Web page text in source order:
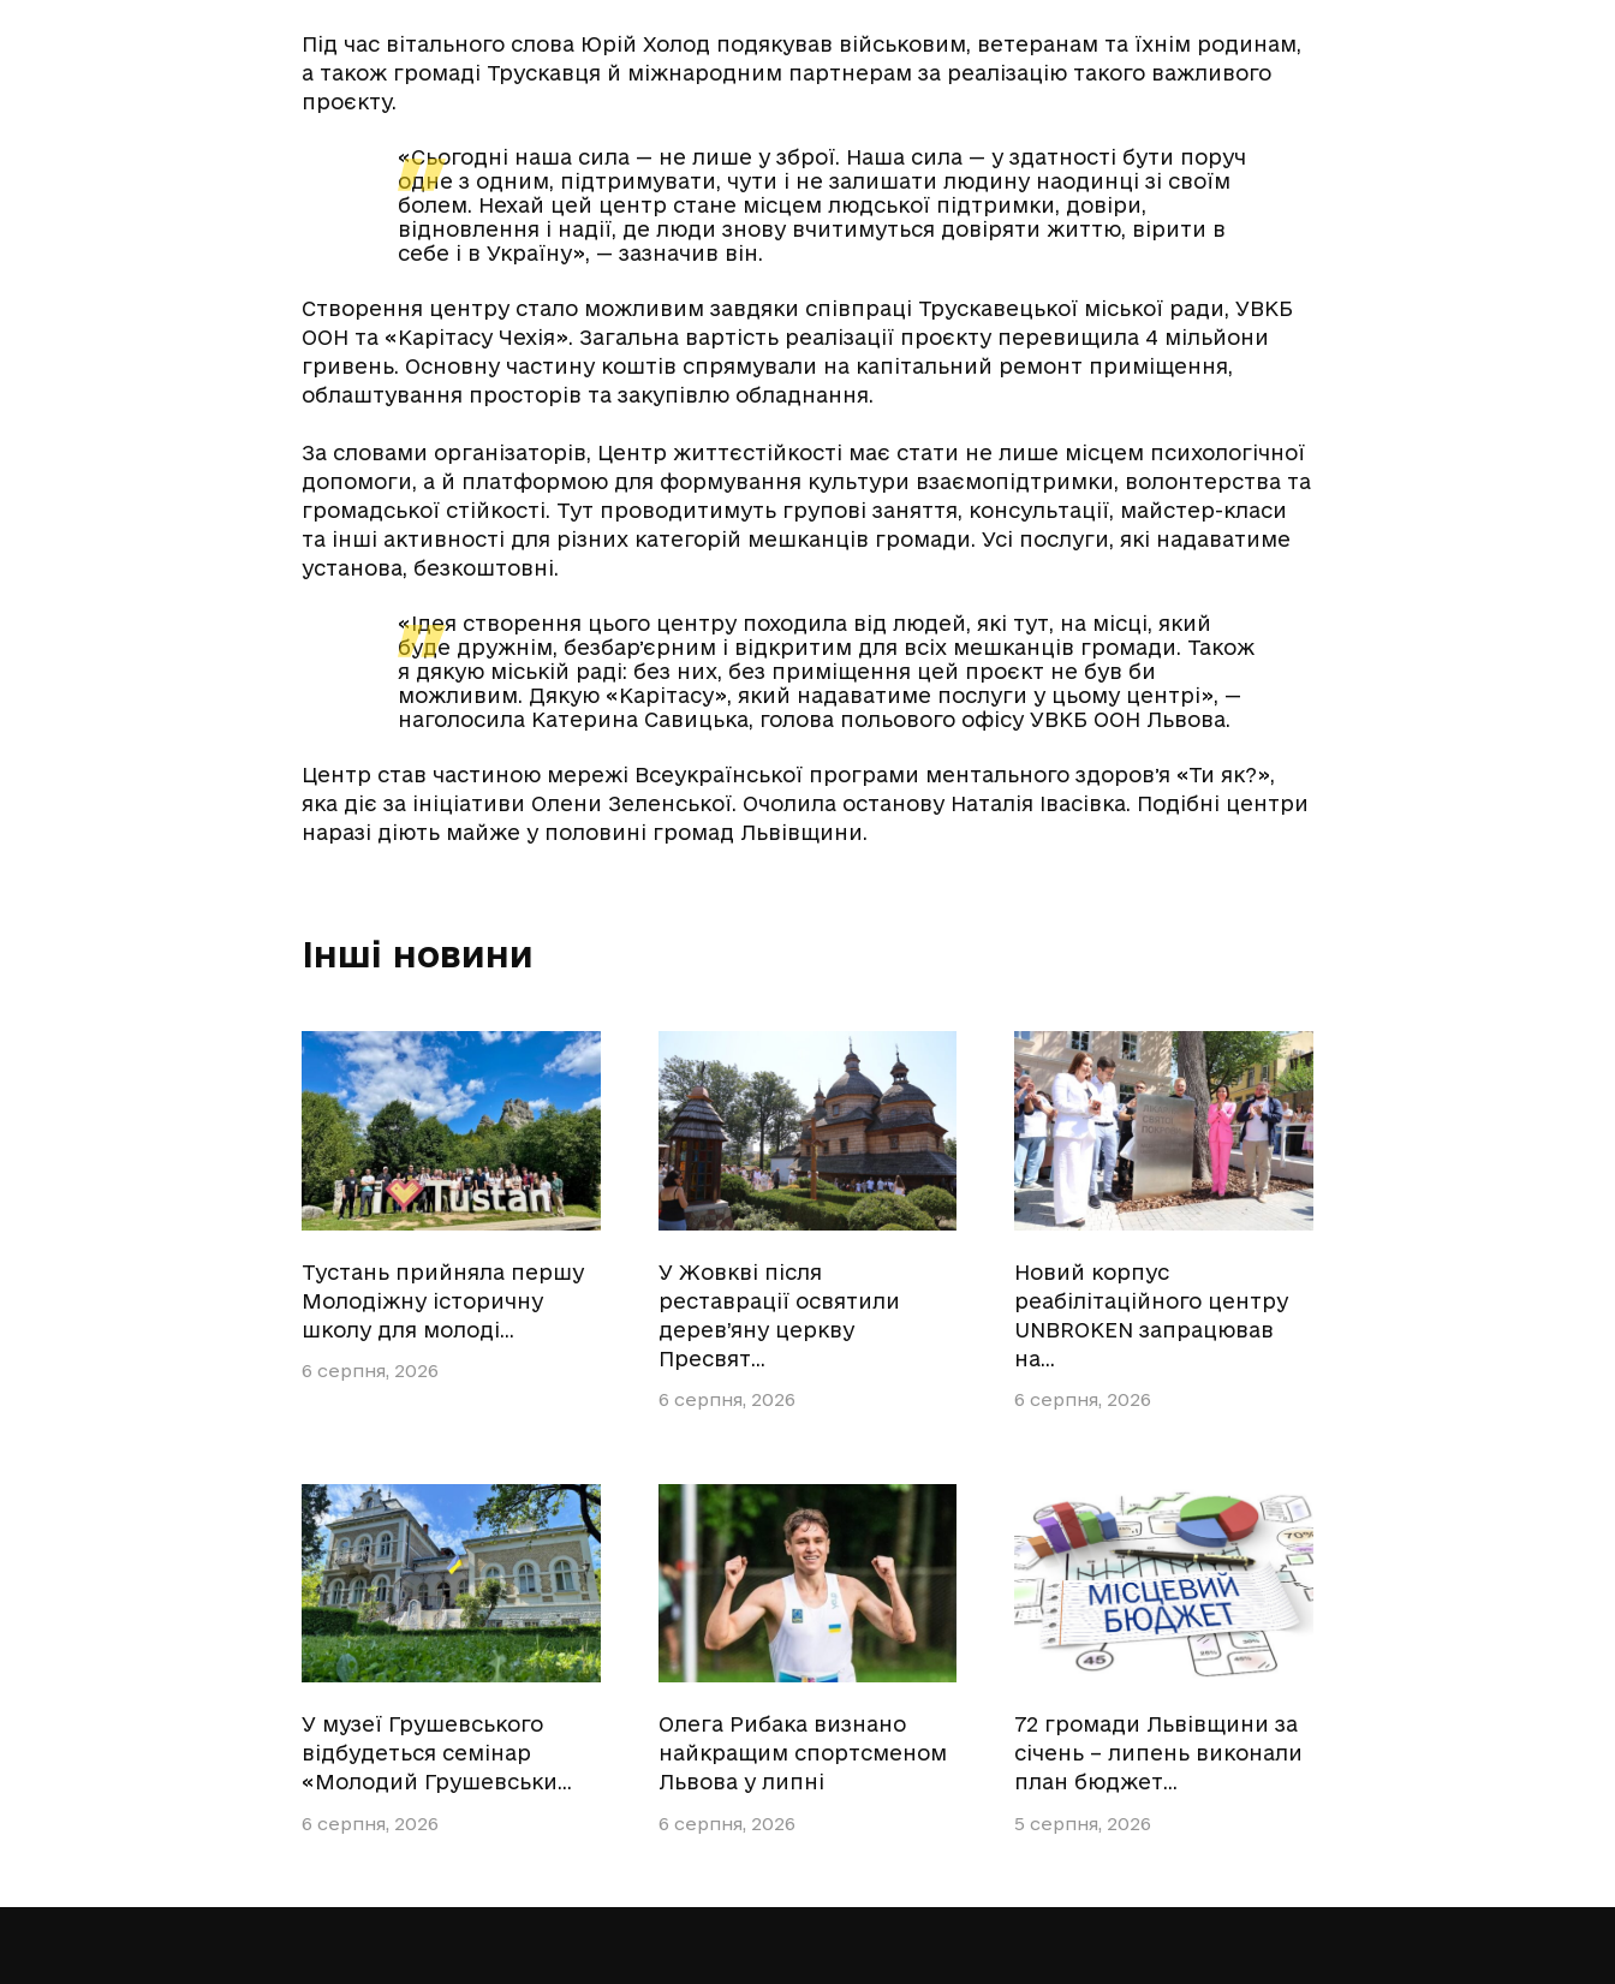
Під час вітального слова Юрій Холод подякував військовим, ветеранам та їхнім родинам,
а також громаді Трускавця й міжнародним партнерам за реалізацію такого важливого
проєкту.
«Сьогодні наша сила — не лише у зброї. Наша сила — у здатності бути поруч
одне з одним, підтримувати, чути і не залишати людину наодинці зі своїм
болем. Нехай цей центр стане місцем людської підтримки, довіри,
відновлення і надії, де люди знову вчитимуться довіряти життю, вірити в
себе і в Україну», — зазначив він.
Створення центру стало можливим завдяки співпраці Трускавецької міської ради, УВКБ
ООН та «Карітасу Чехія». Загальна вартість реалізації проєкту перевищила 4 мільйони
гривень. Основну частину коштів спрямували на капітальний ремонт приміщення,
облаштування просторів та закупівлю обладнання.
За словами організаторів, Центр життєстійкості має стати не лише місцем психологічної
допомоги, а й платформою для формування культури взаємопідтримки, волонтерства та
громадської стійкості. Тут проводитимуть групові заняття, консультації, майстер-класи
та інші активності для різних категорій мешканців громади. Усі послуги, які надаватиме
установа, безкоштовні.
«Ідея створення цього центру походила від людей, які тут, на місці, який
буде дружнім, безбарʼєрним і відкритим для всіх мешканців громади. Також
я дякую міській раді: без них, без приміщення цей проєкт не був би
можливим. Дякую «Карітасу», який надаватиме послуги у цьому центрі», —
наголосила Катерина Савицька, голова польового офісу УВКБ ООН Львова.
Центр став частиною мережі Всеукраїнської програми ментального здоровʼя «Ти як?»,
яка діє за ініціативи Олени Зеленської. Очолила останову Наталія Івасівка. Подібні центри
наразі діють майже у половині громад Львівщини.
Інші новини
Тустань прийняла першу
Молодіжну історичну
школу для молоді…
6 серпня, 2026
У Жовкві після
реставрації освятили
дерев’яну церкву
Пресвят…
6 серпня, 2026
Новий корпус
реабілітаційного центру
UNBROKEN запрацював
на…
6 серпня, 2026
У музеї Грушевського
відбудеться семінар
«Молодий Грушевськи…
6 серпня, 2026
Олега Рибака визнано
найкращим спортсменом
Львова у липні
6 серпня, 2026
72 громади Львівщини за
січень – липень виконали
план бюджет…
5 серпня, 2026